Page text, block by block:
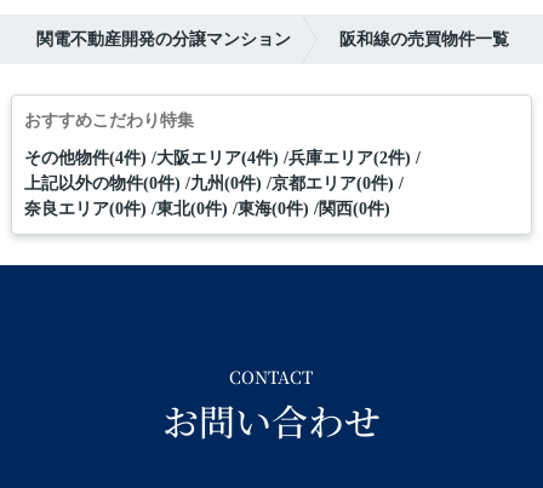
関電不動産開発の分譲マンション 阪和線の売買物件一覧
おすすめこだわり特集
その他物件(4件) 大阪エリア(4件) 兵庫エリア(2件)
上記以外の物件(0件) 九州(0件) 京都エリア(0件)
奈良エリア(0件) 東北(0件) 東海(0件) 関西(0件)
CONTACT
お問い合わせ